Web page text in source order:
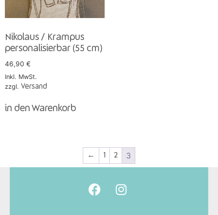
Nikolaus / Krampus
personalisierbar (55 cm)
46,90 €
Inkl. MwSt.
zzgl. Versand
in den Warenkorb
← 1 2 3